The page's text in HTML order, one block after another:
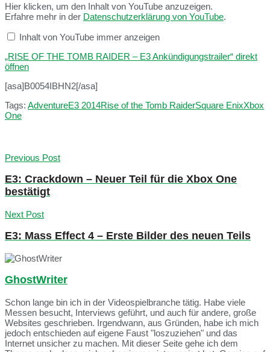
Hier klicken, um den Inhalt von YouTube anzuzeigen.
Erfahre mehr in der Datenschutzerklärung von YouTube.
Inhalt von YouTube immer anzeigen
„RISE OF THE TOMB RAIDER – E3 Ankündigungstrailer“ direkt
öffnen
[asa]B0054IBHN2[/asa]
Tags: AdventureE3 2014Rise of the Tomb RaiderSquare EnixXbox
One
Previous Post
E3: Crackdown – Neuer Teil für die Xbox One
bestätigt
Next Post
E3: Mass Effect 4 – Erste Bilder des neuen Teils
GhostWriter
Schon lange bin ich in der Videospielbranche tätig. Habe viele
Messen besucht, Interviews geführt, und auch für andere, große
Websites geschrieben. Irgendwann, aus Gründen, habe ich mich
jedoch entschieden auf eigene Faust "loszuziehen" und das
Internet unsicher zu machen. Mit dieser Seite gehe ich dem